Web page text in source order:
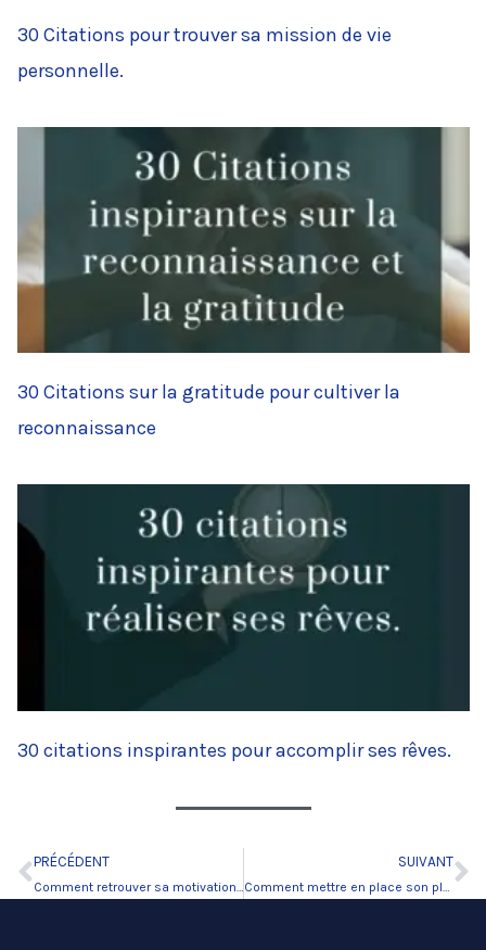
30 Citations pour trouver sa mission de vie
personnelle.
30 Citations sur la gratitude pour cultiver la
reconnaissance
30 citations inspirantes pour accomplir ses rêves.
Précédent
PRÉCÉDENT SUIVANT